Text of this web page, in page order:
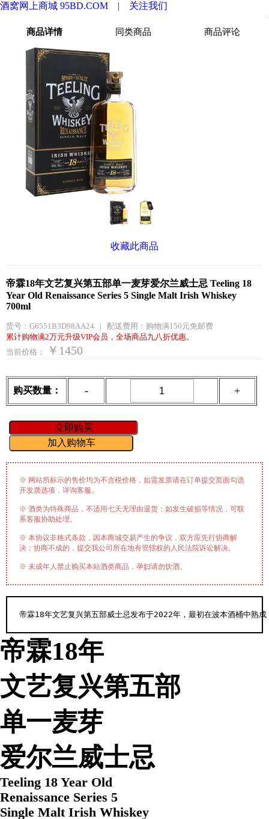
酒窝网上商城 95BD.COM | 关注我们
商品详情 同类商品 商品评论
收藏此商品
帝霖18年文艺复兴第五部单一麦芽爱尔兰威士忌 Teeling 18
Year Old Renaissance Series 5 Single Malt Irish Whiskey
700ml
货号： G6551B3D98AA24 | 配送费用： 购物满150元免邮费
累计购物满2万元升级VIP会员，全场商品九八折优惠。
当前价格：
￥1450
购买数量： - +
※ 网站所标示的售价均为不含税价格，如需发票请在订单提交页面勾选
开发票选项，详询客服。
※ 酒类为特殊商品，不适用七天无理由退货；如发生破损等情况，可联
系客服协助处理。
※ 本协议非格式条款，因本商城交易产生的争议，双方应先行协商解
决；协商不成的，提交我公司所在地有管辖权的人民法院诉讼解决。
※ 未成年人禁止购买本站酒类商品，孕妇请勿饮酒。
帝霖18年文艺复兴第五部威士忌发布于2022年，最初在波本酒桶中
帝霖18年
文艺复兴第五部
单一麦芽